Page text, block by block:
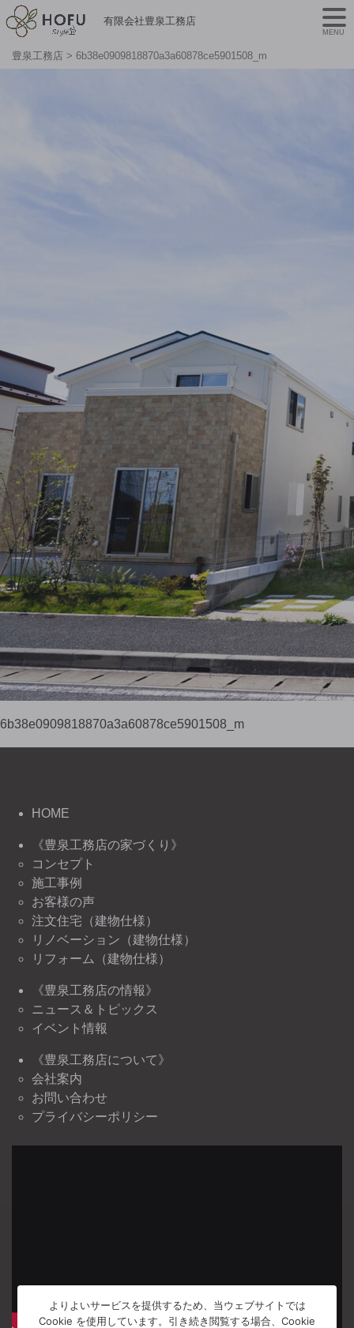
有限会社豊泉工務店
豊泉工務店 > 6b38e0909818870a3a60878ce5901508_m
6b38e0909818870a3a60878ce5901508_m
MENU
HOME
《豊泉工務店の家づくり》
コンセプト
施工事例
お客様の声
注文住宅（建物仕様）
リノベーション（建物仕様）
リフォーム（建物仕様）
《豊泉工務店の情報》
ニュース＆トピックス
イベント情報
《豊泉工務店について》
会社案内
お問い合わせ
プライバシーポリシー
よりよいサービスを提供するため、当ウェブサイトでは
Cookie を使用しています。引き続き閲覧する場合、Cookie